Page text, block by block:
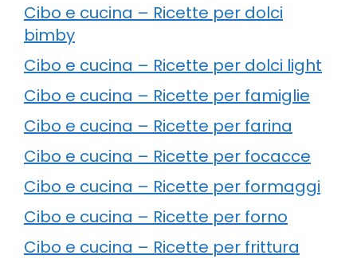
Cibo e cucina – Ricette per dolci
bimby
Cibo e cucina – Ricette per dolci light
Cibo e cucina – Ricette per famiglie
Cibo e cucina – Ricette per farina
Cibo e cucina – Ricette per focacce
Cibo e cucina – Ricette per formaggi
Cibo e cucina – Ricette per forno
Cibo e cucina – Ricette per frittura